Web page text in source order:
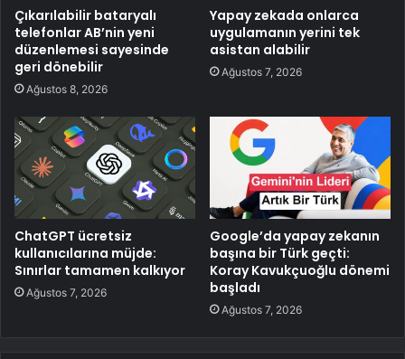
Çıkarılabilir bataryalı
telefonlar AB’nin yeni
düzenlemesi sayesinde
geri dönebilir
Ağustos 8, 2026
Yapay zekada onlarca
uygulamanın yerini tek
asistan alabilir
Ağustos 7, 2026
ChatGPT ücretsiz
kullanıcılarına müjde:
Sınırlar tamamen kalkıyor
Ağustos 7, 2026
Google’da yapay zekanın
başına bir Türk geçti:
Koray Kavukçuoğlu dönemi
başladı
Ağustos 7, 2026